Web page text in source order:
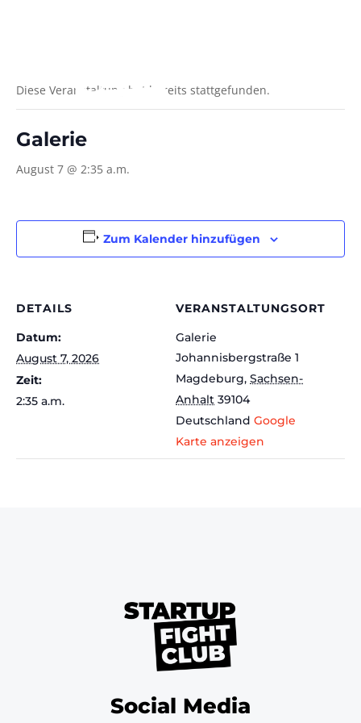
Diese Veranstaltung hat bereits stattgefunden.
Galerie
August 7 @ 2:35 a.m.
Zum Kalender hinzufügen
DETAILS
Datum:
August 7, 2026
Zeit:
2:35 a.m.
VERANSTALTUNGSORT
Galerie
Johannisbergstraße 1
Magdeburg, Sachsen-
Anhalt 39104
Deutschland Google
Karte anzeigen
Social Media